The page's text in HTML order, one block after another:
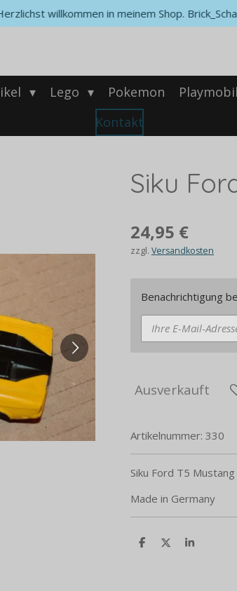
willkommen in meinem Shop.
Lego Pokemon Playmobil
Kontakt
Siku
24,95 €
zzgl. Versandkosten
Benachrichtigung
Ausverkauft
Artikelnummer: 330
Siku Ford T5
Made in Germany
T
T
T